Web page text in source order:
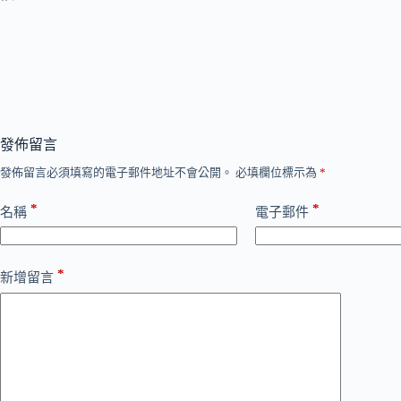
發佈留言
發佈留言必須填寫的電子郵件地址不會公開。 必填欄位標示為 *
名稱 * 電子郵件 *
新增留言 *